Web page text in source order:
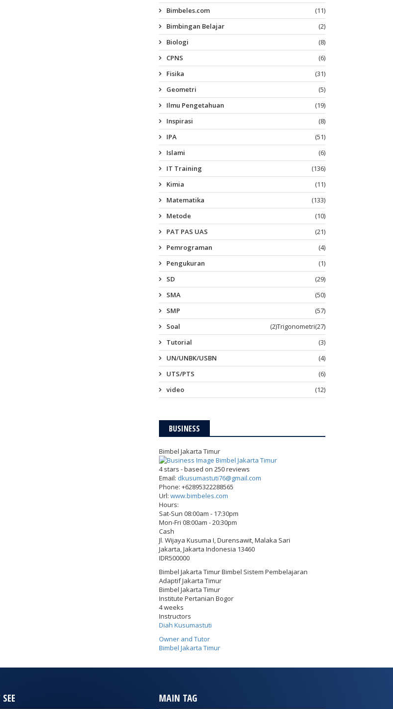
Bimbeles.com
(11)
Bimbingan Belajar
(2)
Biologi
(8)
CPNS
(6)
Fisika
(31)
Geometri
(5)
Ilmu Pengetahuan
(19)
Inspirasi
(8)
IPA
(51)
Islami
(6)
IT Training
(136)
Kimia
(11)
Matematika
(133)
Metode
(10)
PAT PAS UAS
(21)
Pemrograman
(4)
Pengukuran
(1)
SD
(29)
SMA
(50)
SMP
(57)
Soal
(27)
Trigonometri
(2)
Tutorial
(3)
UN/UNBK/USBN
(4)
UTS/PTS
(6)
video
(12)
BUSINESS
Bimbel Jakarta Timur
4stars - based on250reviews
Email: dkusumastuti76@gmail.com
Phone:+62895322288565
Url:www.bimbeles.com
Hours:
Sat-Sun 08:00am - 17:30pm
Mon-Fri 08:00am - 20:30pm
Cash
Jl. Wijaya Kusuma I, Durensawit, Malaka Sari
Jakarta,Jakarta Indonesia 13460
IDR500000
Bimbel Jakarta Timur Bimbel Sistem Pembelajaran
Adaptif Jakarta Timur
Bimbel Jakarta Timur
Institute Pertanian Bogor
4 weeks
Instructors
Diah Kusumastuti
Owner and Tutor
Bimbel Jakarta Timur
MAIN TAG